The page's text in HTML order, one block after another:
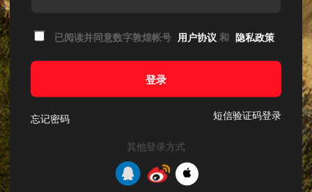
已阅读并同意数字敦煌帐号 用户协议 和 隐私政策
登录
忘记密码 短信验证码登录
其他登录方式